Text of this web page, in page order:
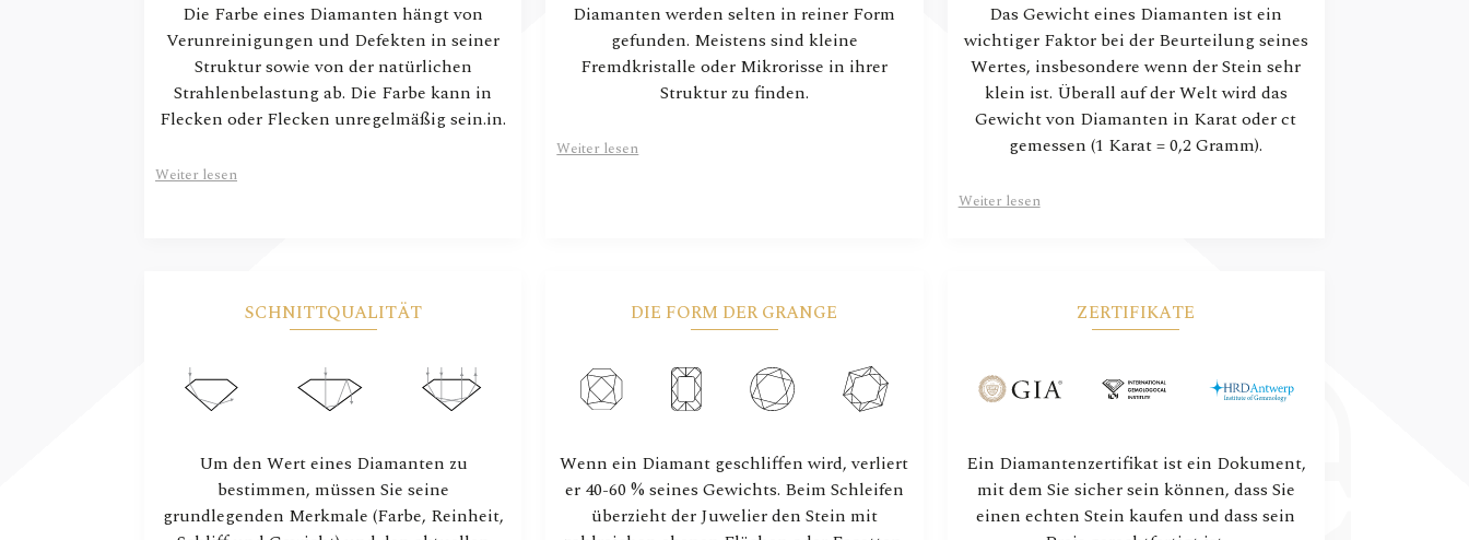
Die Farbe eines Diamanten hängt von
Verunreinigungen und Defekten in seiner
Struktur sowie von der natürlichen
Strahlenbelastung ab. Die Farbe kann in
Flecken oder Flecken unregelmäßig sein.in.
Weiter lesen
Diamanten werden selten in reiner Form
gefunden. Meistens sind kleine
Fremdkristalle oder Mikrorisse in ihrer
Struktur zu finden.
Weiter lesen
Das Gewicht eines Diamanten ist ein
wichtiger Faktor bei der Beurteilung seines
Wertes, insbesondere wenn der Stein sehr
klein ist. Überall auf der Welt wird das
Gewicht von Diamanten in Karat oder ct
gemessen (1 Karat = 0,2 Gramm).
Weiter lesen
SCHNITTQUALITÄT
Um den Wert eines Diamanten zu
bestimmen, müssen Sie seine
grundlegenden Merkmale (Farbe, Reinheit,
DIE FORM DER GRANGE
Wenn ein Diamant geschliffen wird, verliert
er 40-60 % seines Gewichts. Beim Schleifen
überzieht der Juwelier den Stein mit
ZERTIFIKATE
Ein Diamantenzertifikat ist ein Dokument,
mit dem Sie sicher sein können, dass Sie
einen echten Stein kaufen und dass sein